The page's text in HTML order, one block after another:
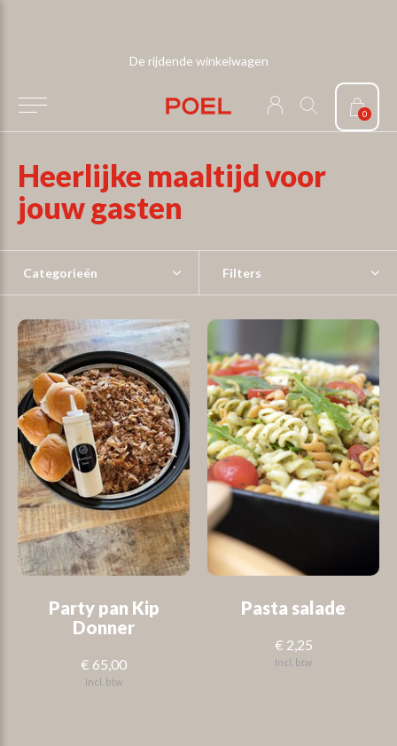
0
De rijdende winkelwagen
Heerlijke maaltijd voor
jouw gasten
Categorieën Filters
Party pan Kip
Donner
€ 65,00
Incl. btw
Pasta salade
€ 2,25
Incl. btw